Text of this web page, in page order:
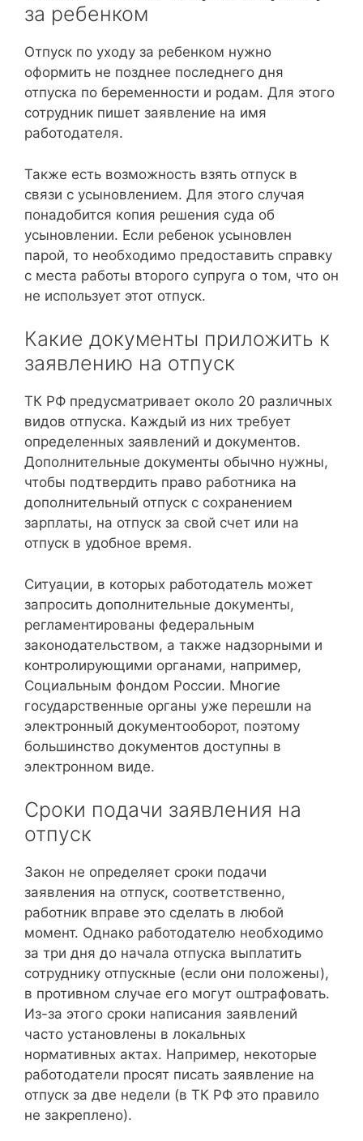
за ребенком
Отпуск по уходу за ребенком нужно
оформить не позднее последнего дня
отпуска по беременности и родам. Для этого
сотрудник пишет заявление на имя
работодателя.
Также есть возможность взять отпуск в
связи с усыновлением. Для этого случая
понадобится копия решения суда об
усыновлении. Если ребенок усыновлен
парой, то необходимо предоставить справку
с места работы второго супруга о том, что он
не использует этот отпуск.
Какие документы приложить к
заявлению на отпуск
ТК РФ предусматривает около 20 различных
видов отпуска. Каждый из них требует
определенных заявлений и документов.
Дополнительные документы обычно нужны,
чтобы подтвердить право работника на
дополнительный отпуск с сохранением
зарплаты, на отпуск за свой счет или на
отпуск в удобное время.
Ситуации, в которых работодатель может
запросить дополнительные документы,
регламентированы федеральным
законодательством, а также надзорными и
контролирующими органами, например,
Социальным фондом России. Многие
государственные органы уже перешли на
электронный документооборот, поэтому
большинство документов доступны в
электронном виде.
Сроки подачи заявления на
отпуск
Закон не определяет сроки подачи
заявления на отпуск, соответственно,
работник вправе это сделать в любой
момент. Однако работодателю необходимо
за три дня до начала отпуска выплатить
сотруднику отпускные (если они положены),
в противном случае его могут оштрафовать.
Из-за этого сроки написания заявлений
часто установлены в локальных
нормативных актах. Например, некоторые
работодатели просят писать заявление на
отпуск за две недели (в ТК РФ это правило
не закреплено).